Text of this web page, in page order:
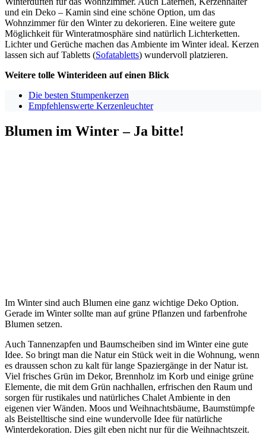
und ein Deko – Kamin sind eine schöne Option, um das
Wohnzimmer für den Winter zu dekorieren. Eine weitere gute
Möglichkeit für Winteratmosphäre sind natürlich Lichterketten.
Lichter und Gerüche machen das Ambiente im Winter ideal. Kerzen
lassen sich auf Tabletts (Sofatabletts) wundervoll platzieren.
Weitere tolle Winterideen auf einen Blick
Die besten Stumpenkerzen
Empfehlenswerte Kerzenleuchter
Blumen im Winter – Ja bitte!
Im Winter sind auch Blumen eine ganz wichtige Deko Option.
Gerade im Winter sollte man auf grüne Pflanzen und farbenfrohe
Blumen setzen.
Auch Tannenzapfen und Baumscheiben sind im Winter eine gute
Idee. So bringt man die Natur ein Stück weit in die Wohnung, wenn
es draussen schon zu kalt für lange Spaziergänge in der Natur ist.
Viel frisches Grün im Dekor, Brennholz im Korb und einige grüne
Elemente, die mit dem Grün nachhallen, erfrischen den Raum und
sorgen für rustikales und natürliches Chalet Ambiente in den
eigenen vier Wänden. Moos und Weihnachtsbäume, Baumstümpfe
als Beistelltische sind eine wundervolle Idee für natürliche
Winterdekoration. Dies gilt eben nicht nur für die Weihnachtszeit.